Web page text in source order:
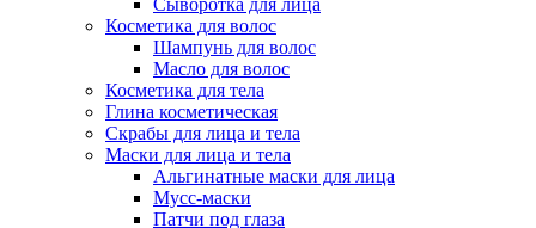
Сыворотка для лица
Косметика для волос
Шампунь для волос
Масло для волос
Косметика для тела
Глина косметическая
Скрабы для лица и тела
Маски для лица и тела
Альгинатные маски для лица
Мусс-маски
Патчи под глаза